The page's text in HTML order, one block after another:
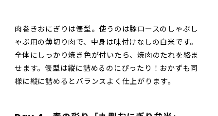
肉巻きおにぎりは俵型。使うのは豚ロースのしゃぶし
ゃぶ用の薄切り肉で、中身は味付けなしの白米です。
全体にしっかり焼き色が付いたら、焼肉のたれを絡ま
せます。俵型は縦に詰めるのにぴったり！おかずも同
様に縦に詰めるとバランスよく仕上がります。